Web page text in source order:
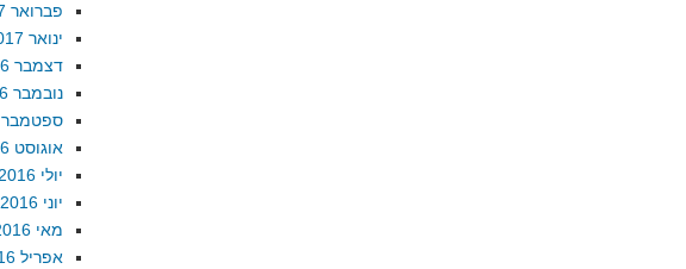
פברואר 2017
ינואר 2017
דצמבר 2016
נובמבר 2016
ספטמבר 2016
אוגוסט 2016
יולי 2016
יוני 2016
מאי 2016
אפריל 2016